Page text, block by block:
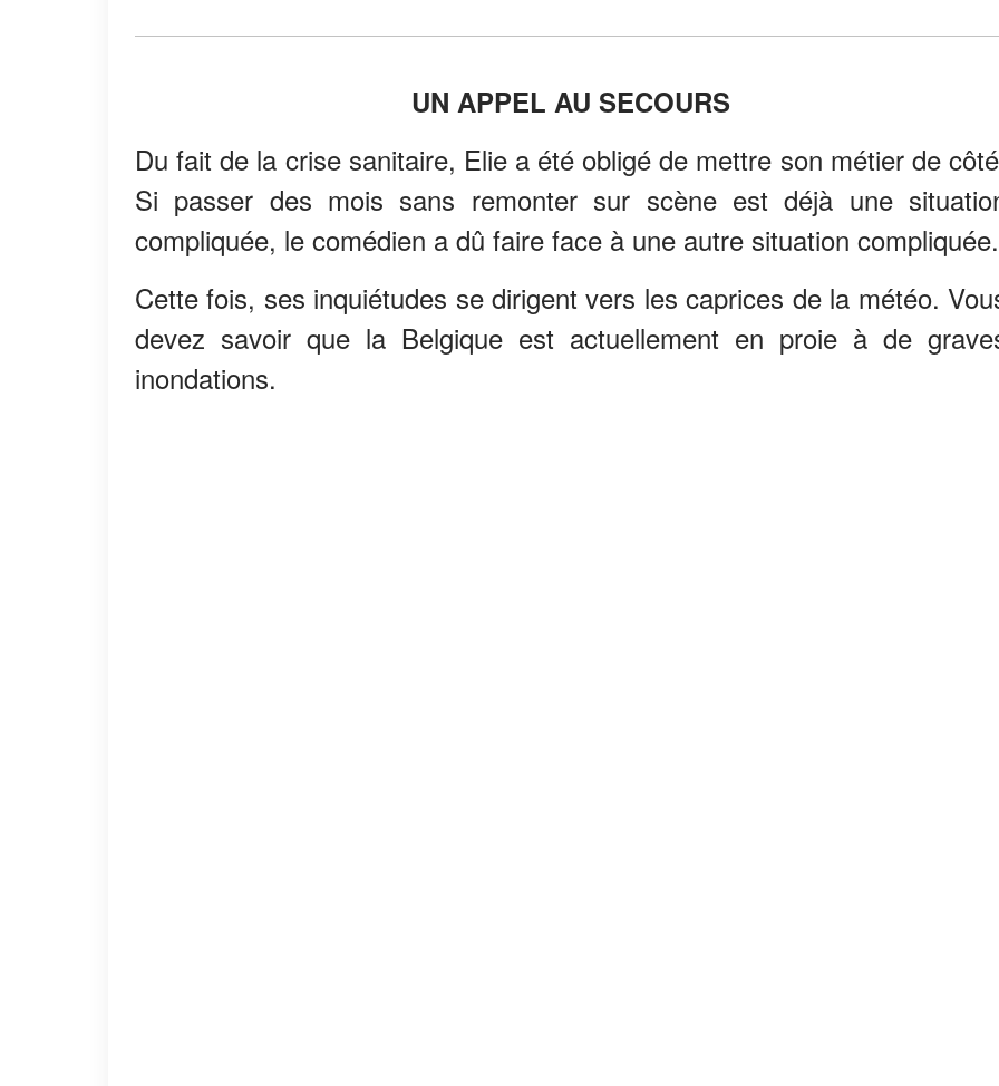
UN APPEL AU SECOURS
Du fait de la crise sanitaire, Elie a été obligé de mettre son métier de
Si passer des mois sans remonter sur scène est déjà une
compliquée, le comédien a dû faire face à une autre situation compliquée.
Cette fois, ses inquiétudes se dirigent vers les caprices de la météo.
devez savoir que la Belgique est actuellement en proie à de
inondations.